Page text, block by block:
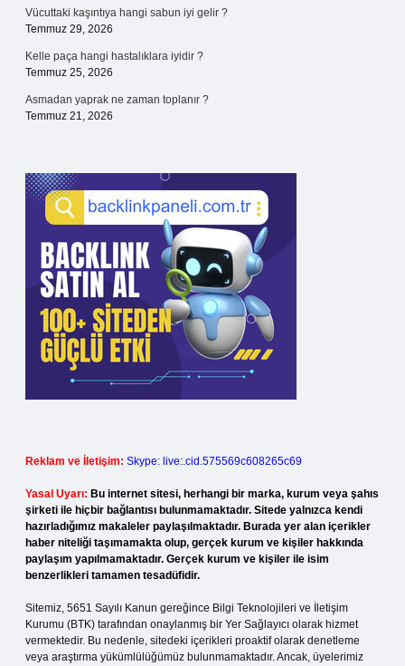
Vücuttaki kaşıntıya hangi sabun iyi gelir ?
Temmuz 29, 2026
Kelle paça hangi hastalıklara iyidir ?
Temmuz 25, 2026
Asmadan yaprak ne zaman toplanır ?
Temmuz 21, 2026
Reklam ve İletişim: Skype: live:.cid.575569c608265c69
Yasal Uyarı: Bu internet sitesi, herhangi bir marka, kurum veya şahıs
şirketi ile hiçbir bağlantısı bulunmamaktadır. Sitede yalnızca kendi
hazırladığımız makaleler paylaşılmaktadır. Burada yer alan içerikler
haber niteliği taşımamakta olup, gerçek kurum ve kişiler hakkında
paylaşım yapılmamaktadır. Gerçek kurum ve kişiler ile isim
benzerlikleri tamamen tesadüfidir.
Sitemiz, 5651 Sayılı Kanun gereğince Bilgi Teknolojileri ve İletişim
Kurumu (BTK) tarafından onaylanmış bir Yer Sağlayıcı olarak hizmet
vermektedir. Bu nedenle, sitedeki içerikleri proaktif olarak denetleme
veya araştırma yükümlülüğümüz bulunmamaktadır. Ancak, üyelerimiz